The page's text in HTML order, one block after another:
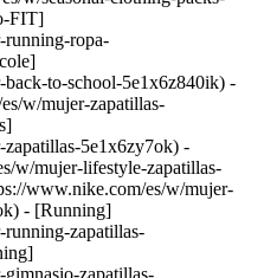
FIT]
running-ropa-
to-school-5e1x6z840ik) -
w/mujer-zapatillas-
5e1x6zy7ok) -
w/mujer-lifestyle-zapatillas-
www.nike.com/es/w/mujer-
- [Running]
zapatillas-
zapatillas-